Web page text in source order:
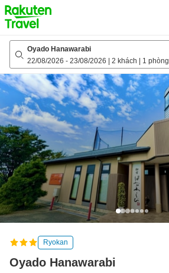
to
top
page
Oyado Hanawarabi
22/08/2026 - 23/08/2026 2 khách 1 phòng
Ryokan
Oyado Hanawarabi